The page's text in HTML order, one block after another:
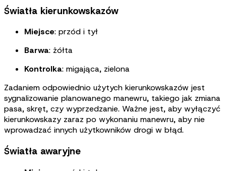
Światła kierunkowskazów
Miejsce: przód i tył
Barwa: żółta
Kontrolka: migająca, zielona
Zadaniem odpowiednio użytych kierunkowskazów jest
sygnalizowanie planowanego manewru, takiego jak zmiana
pasa, skręt, czy wyprzedzanie. Ważne jest, aby wyłączyć
kierunkowskazy zaraz po wykonaniu manewru, aby nie
wprowadzać innych użytkowników drogi w błąd.
Światła awaryjne